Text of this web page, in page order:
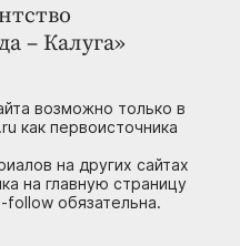
– Калуга»
возможно только в
как первоисточника
на других сайтах
на главную страницу
обязательна.